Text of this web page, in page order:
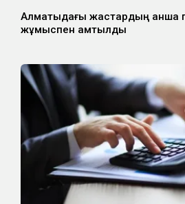
Алматыдағы жастардың қанша
жұмыспен қамтылды